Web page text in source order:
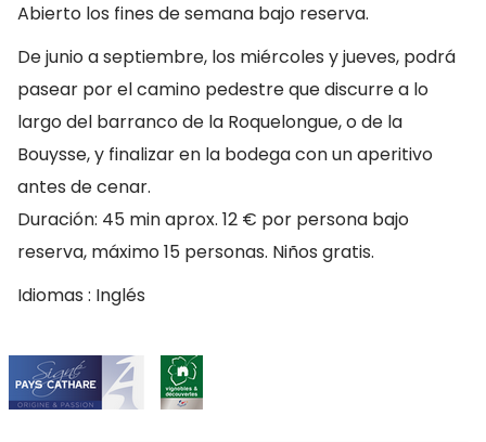
Abierto los fines de semana bajo reserva.
De junio a septiembre, los miércoles y jueves, podrá
pasear por el camino pedestre que discurre a lo
largo del barranco de la Roquelongue, o de la
Bouysse, y finalizar en la bodega con un aperitivo
antes de cenar.
Duración: 45 min aprox. 12 € por persona bajo
reserva, máximo 15 personas. Niños gratis.
Idiomas : Inglés